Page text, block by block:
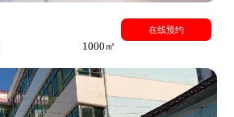
1000㎡
在线预约